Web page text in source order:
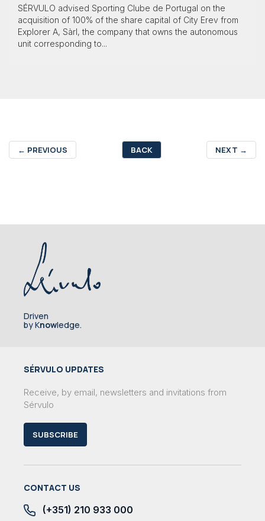
SÉRVULO advised Sporting Clube de Portugal on the
acquisition of 100% of the share capital of City Erev from
Explorer A, Sàrl, the company that owns the autonomous
unit corresponding to...
← PREVIOUS BACK NEXT →
Driven
by Knowledge.
SÉRVULO UPDATES
Receive, by email, newsletters and invitations from
Sérvulo
SUBSCRIBE
CONTACT US
(+351) 210 933 000